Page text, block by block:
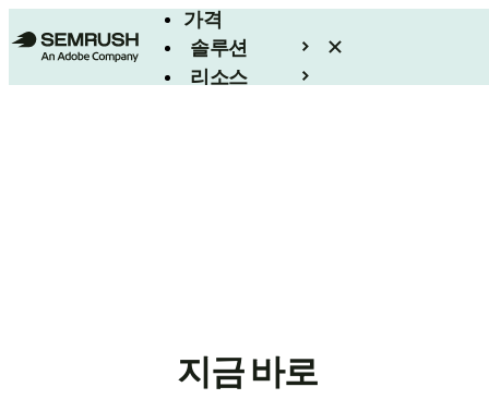
가격
솔루션
리소스
지금 바로